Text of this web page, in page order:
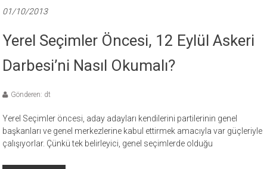
01/10/2013
Yerel Seçimler Öncesi, 12 Eylül Askeri
Darbesi’ni Nasıl Okumalı?
Gönderen: dt
Yerel Seçimler öncesi, aday adayları kendilerini partilerinin genel
başkanları ve genel merkezlerine kabul ettirmek amacıyla var güçleriyle
çalışıyorlar. Çünkü tek belirleyici, genel seçimlerde olduğu